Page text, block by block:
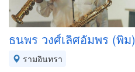
ธนพร วงศ์เลิศอัมพร (พิม)
รามอินทรา